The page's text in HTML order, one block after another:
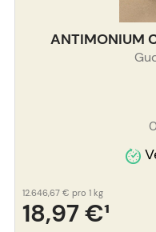
ANTIMONIUM
18,97 €¹
12.646,67 € pro 1 kg